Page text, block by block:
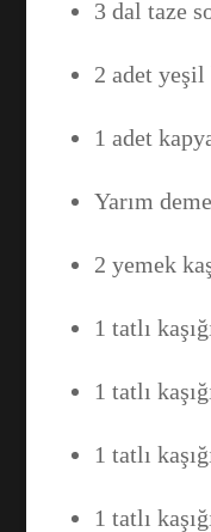
3 dal taze
2 adet
1 adet
Yarım
2 yemek
1 tatlı
1 tatlı
1 tatlı
1 tatlı